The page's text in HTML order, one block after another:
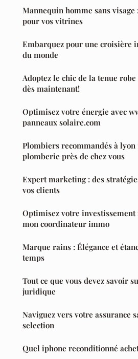
Mannequin homme sans
pour vos vitrines
Embarquez pour une croisière
du monde
Adoptez le chic de la tenue
dès maintenant!
Optimisez votre énergie avec
panneaux solaire.com
Plombiers recommandés à lyon
plomberie près de chez vous
Expert marketing : des
vos clients
Optimisez votre
mon coordinateur immo
Marque rains : Élégance et
temps
Tout ce que vous devez savoir
juridique
Naviguez vers votre assurance
selection
Quel iphone reconditionné